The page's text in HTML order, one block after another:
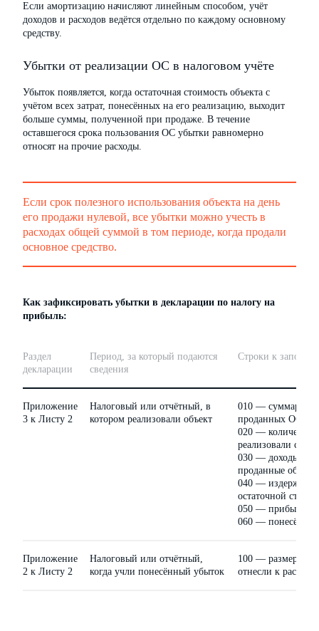
Если амортизацию начисляют линейным способом, учёт
доходов и расходов ведётся отдельно по каждому основному
средству.
Убытки от реализации ОС в налоговом учёте
Убыток появляется, когда остаточная стоимость объекта с
учётом всех затрат, понесённых на его реализацию, выходит
больше суммы, полученной при продаже. В течение
оставшегося срока пользования ОС убытки равномерно
относят на прочие расходы.
Если срок полезного использования объекта на день
его продажи нулевой, все убытки можно учесть в
расходах общей суммой в том периоде, когда продали
основное средство.
Как зафиксировать убытки в декларации по налогу на
прибыль:
Раздел
декларации
Период, за который подаются
сведения
Строки к
Приложение
3 к Листу 2
Налоговый или отчётный, в
котором реализовали объект
010 — суммарное
проданных ОС
020 — количество
реализовали с
030 — доходы,
проданные
040 — издержки,
остаточной
050 — прибыль от
060 —
Приложение
2 к Листу 2
Налоговый или отчётный,
когда учли понесённый убыток
100 — размер
отнесли к